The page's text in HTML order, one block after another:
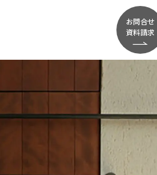
お問合せ
資料請求